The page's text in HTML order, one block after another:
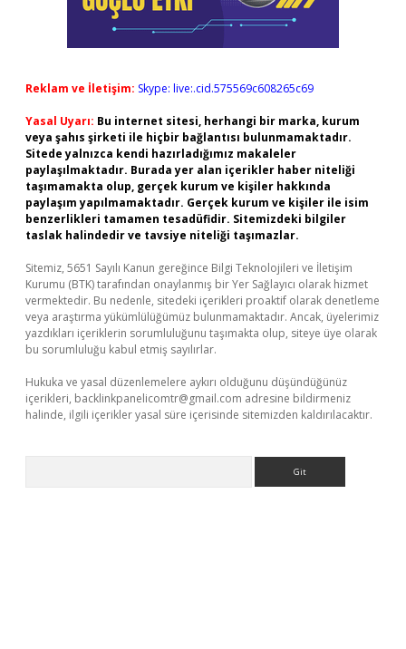
Reklam ve İletişim: Skype: live:.cid.575569c608265c69
Yasal Uyarı: Bu internet sitesi, herhangi bir marka, kurum
veya şahıs şirketi ile hiçbir bağlantısı bulunmamaktadır.
Sitede yalnızca kendi hazırladığımız makaleler
paylaşılmaktadır. Burada yer alan içerikler haber niteliği
taşımamakta olup, gerçek kurum ve kişiler hakkında
paylaşım yapılmamaktadır. Gerçek kurum ve kişiler ile isim
benzerlikleri tamamen tesadüfidir. Sitemizdeki bilgiler
taslak halindedir ve tavsiye niteliği taşımazlar.
Sitemiz, 5651 Sayılı Kanun gereğince Bilgi Teknolojileri ve İletişim
Kurumu (BTK) tarafından onaylanmış bir Yer Sağlayıcı olarak hizmet
vermektedir. Bu nedenle, sitedeki içerikleri proaktif olarak denetleme
veya araştırma yükümlülüğümüz bulunmamaktadır. Ancak, üyelerimiz
yazdıkları içeriklerin sorumluluğunu taşımakta olup, siteye üye olarak
bu sorumluluğu kabul etmiş sayılırlar.
Hukuka ve yasal düzenlemelere aykırı olduğunu düşündüğünüz
içerikleri, backlinkpanelicomtr@gmail.com adresine bildirmeniz
halinde, ilgili içerikler yasal süre içerisinde sitemizden kaldırılacaktır.